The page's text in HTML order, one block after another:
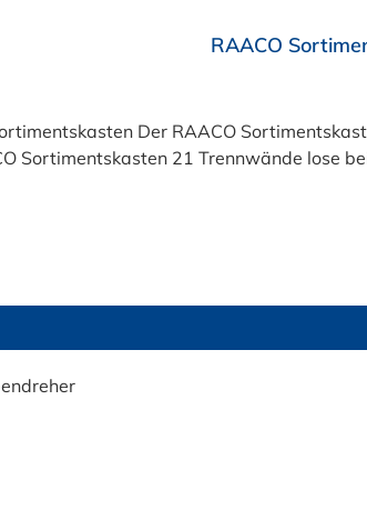
Bewertung von 5 von 5 Sternen
RAACO
Der RAACO
Sortimentskasten 21 Trennwände lose